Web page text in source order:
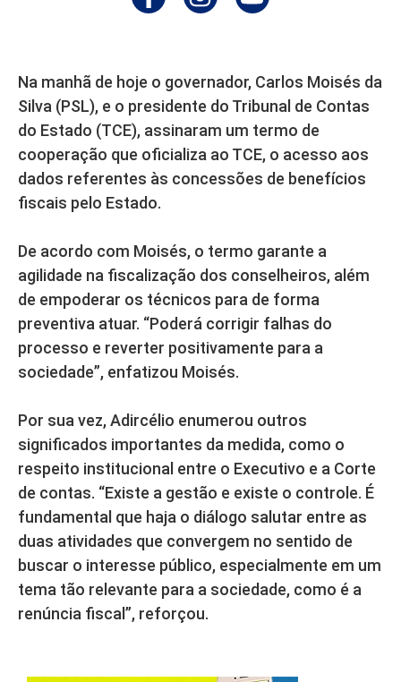
Na manhã de hoje o governador, Carlos Moisés da
Silva (PSL), e o presidente do Tribunal de Contas
do Estado (TCE), assinaram um termo de
cooperação que oficializa ao TCE, o acesso aos
dados referentes às concessões de benefícios
fiscais pelo Estado.
De acordo com Moisés, o termo garante a
agilidade na fiscalização dos conselheiros, além
de empoderar os técnicos para de forma
preventiva atuar. “Poderá corrigir falhas do
processo e reverter positivamente para a
sociedade”, enfatizou Moisés.
Por sua vez, Adircélio enumerou outros
significados importantes da medida, como o
respeito institucional entre o Executivo e a Corte
de contas. “Existe a gestão e existe o controle. É
fundamental que haja o diálogo salutar entre as
duas atividades que convergem no sentido de
buscar o interesse público, especialmente em um
tema tão relevante para a sociedade, como é a
renúncia fiscal”, reforçou.